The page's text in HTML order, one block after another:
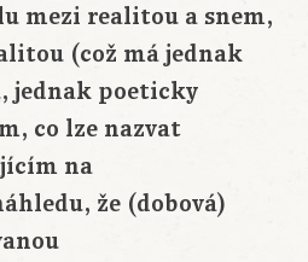
mezi realitou a snem,
(což má jednak
jednak poeticky
co lze nazvat
na
že (dobová)